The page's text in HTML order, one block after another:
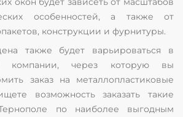
особенностей, а также от
конструкции и фурнитуры.
также будет варьироваться в
компании, через которую вы
заказ на металлопластиковые
возможность заказать такие
по наиболее выгодным